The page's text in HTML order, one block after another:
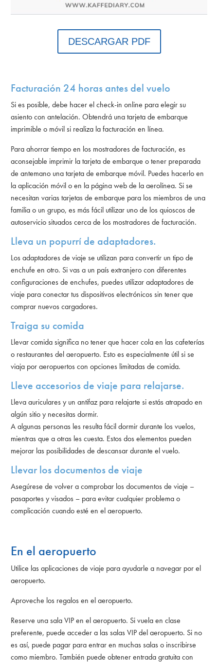
DESCARGAR PDF
Facturación 24 horas antes del vuelo
Si es posible, debe hacer el check-in online para elegir su
asiento con antelación. Obtendrá una tarjeta de embarque
imprimible o móvil si realiza la facturación en línea.
Para ahorrar tiempo en los mostradores de facturación, es
aconsejable imprimir la tarjeta de embarque o tener preparada
de antemano una tarjeta de embarque móvil. Puedes hacerlo en
la aplicación móvil o en la página web de la aerolínea. Si se
necesitan varias tarjetas de embarque para los miembros de una
familia o un grupo, es más fácil utilizar uno de los quioscos de
autoservicio situados cerca de los mostradores de facturación.
Lleva un popurrí de adaptadores.
Los adaptadores de viaje se utilizan para convertir un tipo de
enchufe en otro. Si vas a un país extranjero con diferentes
configuraciones de enchufes, puedes utilizar adaptadores de
viaje para conectar tus dispositivos electrónicos sin tener que
comprar nuevos cargadores.
Traiga su comida
Llevar comida significa no tener que hacer cola en las cafeterías
o restaurantes del aeropuerto. Esto es especialmente útil si se
viaja por aeropuertos con opciones limitadas de comida.
Lleve accesorios de viaje para relajarse.
Lleva auriculares y un antifaz para relajarte si estás atrapado en
algún sitio y necesitas dormir.
A algunas personas les resulta fácil dormir durante los vuelos,
mientras que a otras les cuesta. Estos dos elementos pueden
mejorar las posibilidades de descansar durante el vuelo.
Llevar los documentos de viaje
Asegúrese de volver a comprobar los documentos de viaje –
pasaportes y visados – para evitar cualquier problema o
complicación cuando esté en el aeropuerto.
En el aeropuerto
Utilice las aplicaciones de viaje para ayudarle a navegar por el
aeropuerto.
Aproveche los regalos en el aeropuerto.
Reserve una sala VIP en el aeropuerto. Si vuela en clase
preferente, puede acceder a las salas VIP del aeropuerto. Si no
es así, puede pagar para entrar en muchas salas o inscribirse
como miembro. También puede obtener entrada gratuita con